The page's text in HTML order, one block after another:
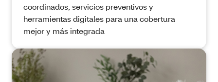
coordinados, servicios preventivos y
herramientas digitales para una cobertura
mejor y más integrada